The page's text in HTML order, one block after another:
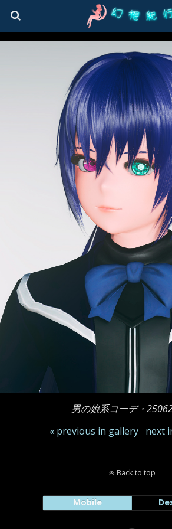
男の娘系コーデ・
« previous in gallery
next
Back to top
Mobile